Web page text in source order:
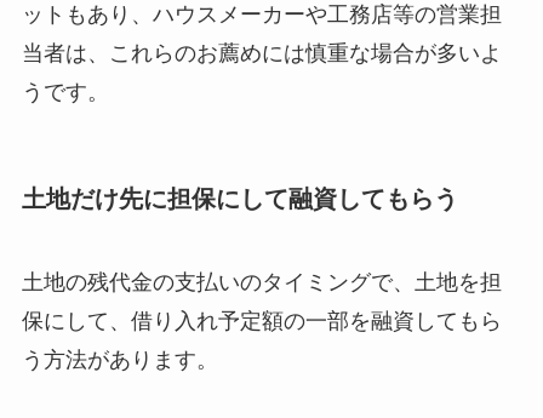
ットもあり、ハウスメーカーや工務店等の営業担
当者は、これらのお薦めには慎重な場合が多いよ
うです。
土地だけ先に担保にして融資してもらう
土地の残代金の支払いのタイミングで、土地を担
保にして、借り入れ予定額の一部を融資してもら
う方法があります。